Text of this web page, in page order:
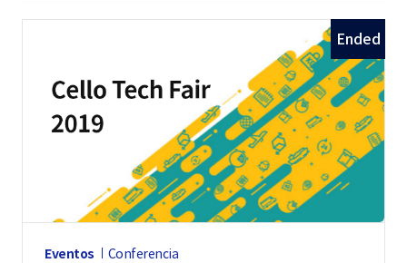
Ended
Eventos Conferencia